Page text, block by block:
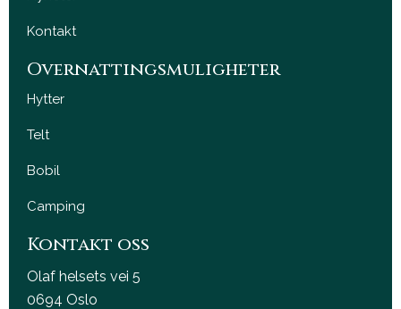
Kontakt
Overnattingsmuligheter
Hytter
Telt
Bobil
Camping
Kontakt oss
Olaf helsets vei 5
0694 Oslo